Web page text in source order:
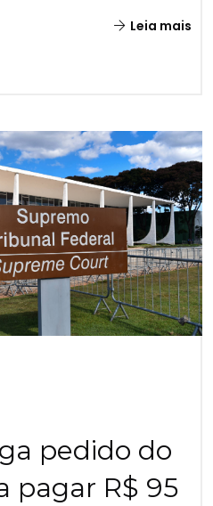
Leia mais
pedido do
pagar R$ 95